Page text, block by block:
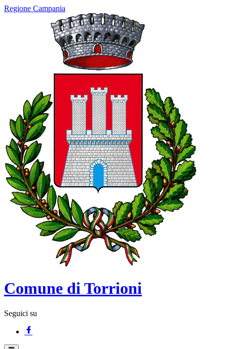
Regione Campania
Comune di Torrioni
Seguici su